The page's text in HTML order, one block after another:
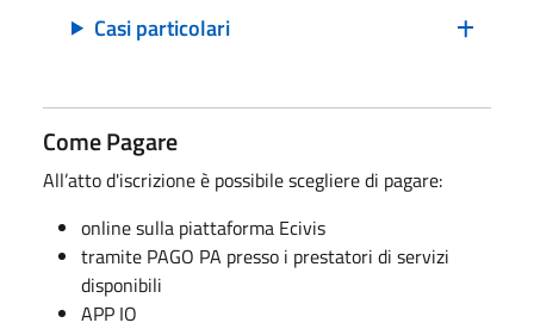
Casi particolari
Come Pagare
All’atto d'iscrizione è possibile scegliere di pagare:
online sulla piattaforma Ecivis
tramite PAGO PA presso i prestatori di servizi
disponibili
APP IO